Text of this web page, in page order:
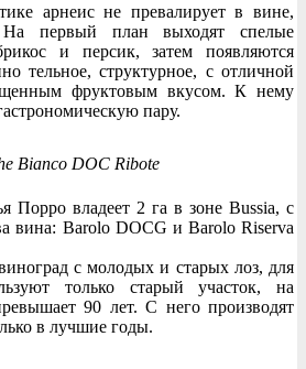
арнеис не превалирует в вине,
На первый план выходят спелые
и персик, затем появляются
тельное, структурное, с отличной
фруктовым вкусом. К нему
пару.
Bianco DOC Ribote
Порро владеет 2 га в зоне Bussia, с
вина: Barolo DOCG и Barolo Riserva
с молодых и старых лоз, для
только старый участок, на
90 лет. С него производят
в лучшие годы.